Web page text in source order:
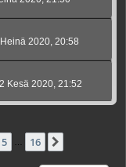
2020, 20:58
Kesä 2020, 21:52
5 … 16